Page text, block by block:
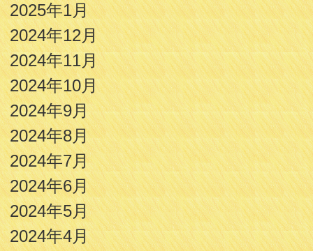
2025年1月
2024年12月
2024年11月
2024年10月
2024年9月
2024年8月
2024年7月
2024年6月
2024年5月
2024年4月